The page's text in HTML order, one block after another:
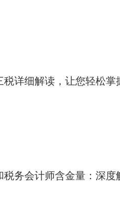
税详细解读，让您轻松掌
税务会计师含金量：深度